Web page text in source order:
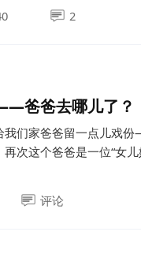
2
爸爸去哪儿了？
我们家爸爸留一点儿
次这个爸爸是一位“女
评论